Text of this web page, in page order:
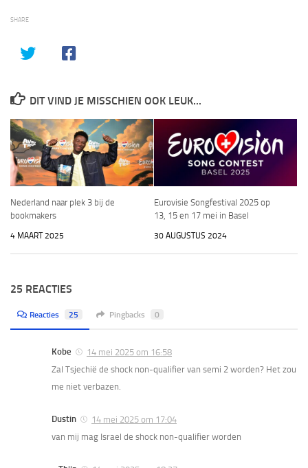
SHARE
DIT VIND JE MISSCHIEN OOK LEUK...
Nederland naar plek 3 bij de
bookmakers
4 MAART 2025
Eurovisie Songfestival 2025 op
13, 15 en 17 mei in Basel
30 AUGUSTUS 2024
25 REACTIES
Reacties 25 Pingbacks 0
Kobe
14 mei 2025 om 16:58
Zal Tsjechië de shock non-qualifier van semi 2 worden? Het zou
me niet verbazen.
Dustin
14 mei 2025 om 17:04
van mij mag Israel de shock non-qualifier worden